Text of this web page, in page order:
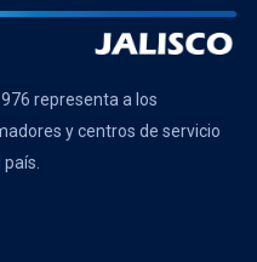
representa a los
y centros de servicio